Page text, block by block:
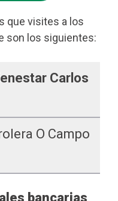
que visites a los
son los siguientes:
Carlos
O Campo
bancarias